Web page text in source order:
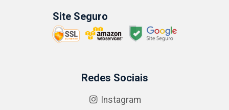
Site Seguro
Redes Sociais
Instagram